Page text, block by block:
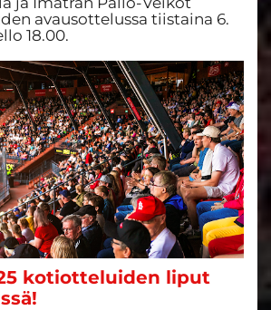
avausottelussa tiistaina 6.
18.00.
kotiotteluiden liput